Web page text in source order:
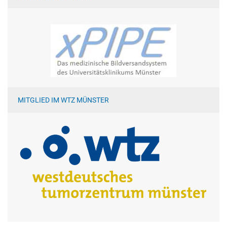
MITGLIED IM WTZ MÜNSTER